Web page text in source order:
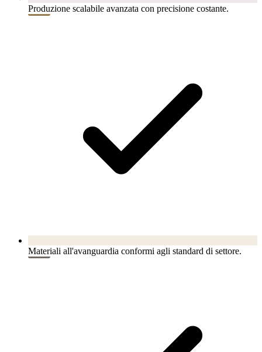
Produzione scalabile avanzata con precisione costante.
Materiali all'avanguardia conformi agli standard di settore.